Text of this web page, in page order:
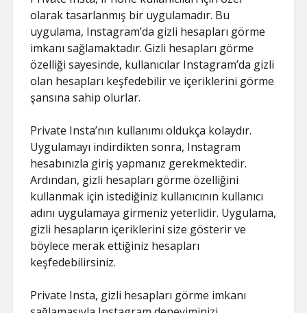
olarak tasarlanmış bir uygulamadır. Bu
uygulama, Instagram’da gizli hesapları görme
imkanı sağlamaktadır. Gizli hesapları görme
özelliği sayesinde, kullanıcılar Instagram’da gizli
olan hesapları keşfedebilir ve içeriklerini görme
şansına sahip olurlar.
Private Insta’nın kullanımı oldukça kolaydır.
Uygulamayı indirdikten sonra, Instagram
hesabınızla giriş yapmanız gerekmektedir.
Ardından, gizli hesapları görme özelliğini
kullanmak için istediğiniz kullanıcının kullanıcı
adını uygulamaya girmeniz yeterlidir. Uygulama,
gizli hesapların içeriklerini size gösterir ve
böylece merak ettiğiniz hesapları
keşfedebilirsiniz.
Private Insta, gizli hesapları görme imkanı